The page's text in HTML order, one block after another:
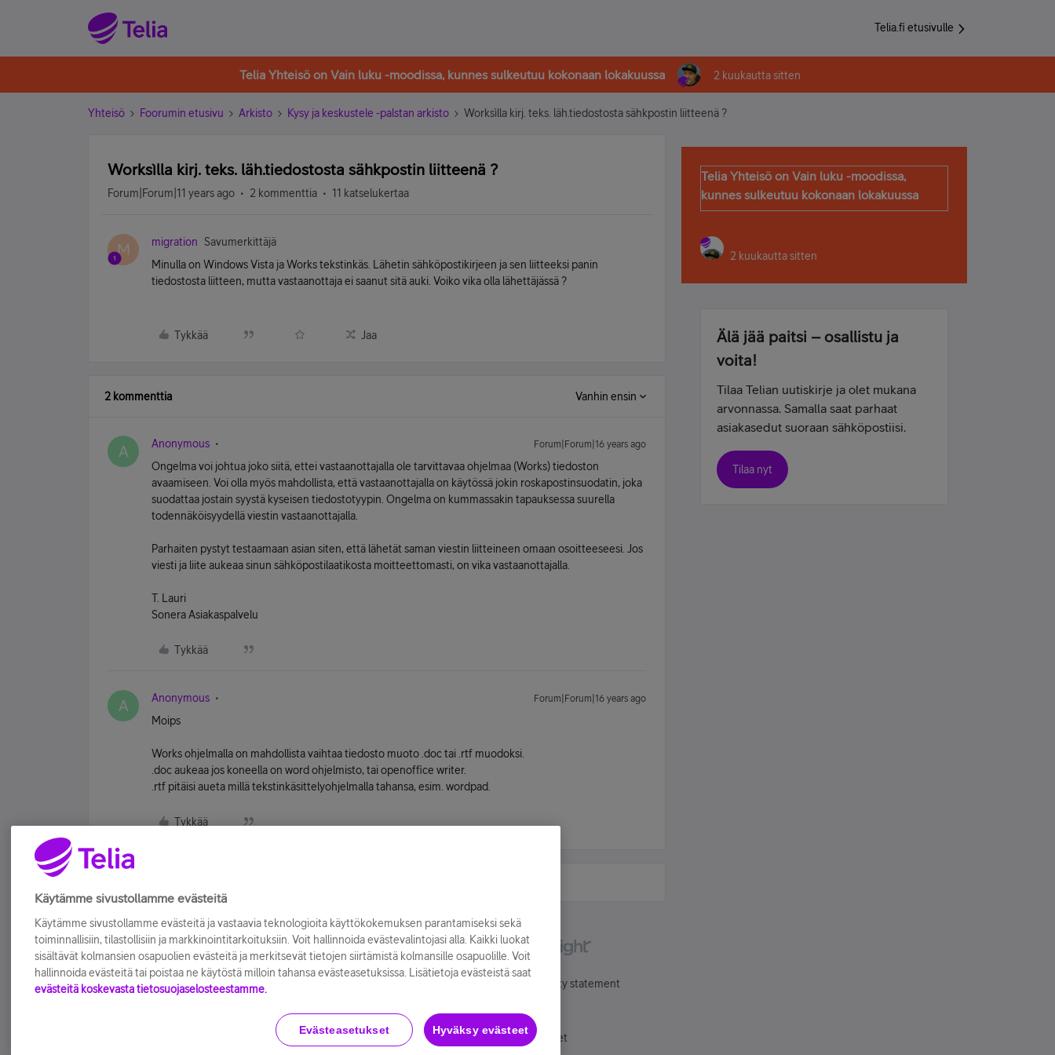
Telia.fi etusivulle
Telia Yhteisö on Vain luku -moodissa, kunnes sulkeutuu kokonaan lokakuussa 2 kuukautta sitten
Yhteisö Foorumin etusivu Arkisto Kysy ja keskustele -palstan arkisto Worksìlla kirj. teks. läh.tiedostosta sähkpostin liitteenä ?
Worksìlla kirj. teks. läh.tiedostosta sähkpostin liitteenä ?
Forum|Forum|11 years ago 2 kommenttia 11 katselukertaa
M migration
Savumerkittäjä
Minulla on Windows Vista ja Works tekstinkäs. Lähetin sähköpostikirjeen ja sen liitteeksi panin
tiedostosta liitteen, mutta vastaanottaja ei saanut sitä auki. Voiko vika olla lähettäjässä ?
Tykkää Jaa
2 kommenttia Vanhin ensin
A Anonymous Forum|Forum|16 years ago
Ongelma voi johtua joko siitä, ettei vastaanottajalla ole tarvittavaa ohjelmaa (Works) tiedoston
avaamiseen. Voi olla myös mahdollista, että vastaanottajalla on käytössä jokin roskapostinsuodatin, joka
suodattaa jostain syystä kyseisen tiedostotyypin. Ongelma on kummassakin tapauksessa suurella
todennäköisyydellä viestin vastaanottajalla.
Parhaiten pystyt testaamaan asian siten, että lähetät saman viestin liitteineen omaan osoitteeseesi. Jos
viesti ja liite aukeaa sinun sähköpostilaatikosta moitteettomasti, on vika vastaanottajalla.
T. Lauri
Sonera Asiakaspalvelu
Tykkää
A Anonymous Forum|Forum|16 years ago
Moips
Works ohjelmalla on mahdollista vaihtaa tiedosto muoto .doc tai .rtf muodoksi.
.doc aukeaa jos koneella on word ohjelmisto, tai openoffice writer.
.rtf pitäisi aueta millä tekstinkäsittelyohjelmalla tahansa, esim. wordpad.
Tykkää
Telia Yhteisö on Vain luku -moodissa,
kunnes sulkeutuu kokonaan lokakuussa
2 kuukautta sitten
Älä jää paitsi – osallistu ja
voita!
Tilaa Telian uutiskirje ja olet mukana
arvonnassa. Samalla saat parhaat
asiakasedut suoraan sähköpostiisi.
Tilaa nyt
Accessibility statement
Evästeasetukset
Käytämme sivustollamme evästeitä
Käytämme sivustollamme evästeitä ja vastaavia teknologioita käyttökokemuksen parantamiseksi sekä
toiminnallisiin, tilastollisiin ja markkinointitarkoituksiin. Voit hallinnoida evästevalintojasi alla. Kaikki luokat
sisältävät kolmansien osapuolien evästeitä ja merkitsevät tietojen siirtämistä kolmansille osapuolille. Voit
hallinnoida evästeitä tai poistaa ne käytöstä milloin tahansa evästeasetuksissa. Lisätietoja evästeistä saat
evästeitä koskevasta tietosuojaselosteestamme.
Evästeasetukset Hyväksy evästeet